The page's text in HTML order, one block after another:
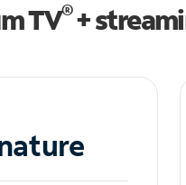
TV®+